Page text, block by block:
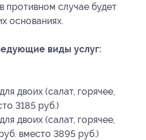
противном случае будет
основаниях.
виды услуг:
двоих (салат, горячее,
3185 руб.)
двоих (салат, горячее,
вместо 3895 руб.)